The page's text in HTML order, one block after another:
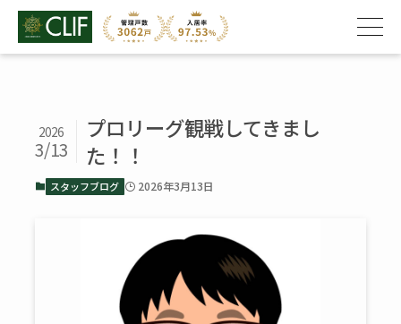
プロリーグ観戦してきまし
た！！
2026
3/13
スタッフブログ 2026年3月13日